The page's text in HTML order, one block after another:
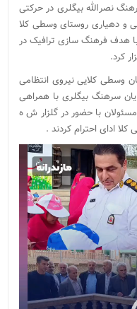
نصرالله بیگلری در حرکتی
و دهیاری روستای وسطی کلا
هدف فرهنگ سازی ترافیک در
کرد.
وسطی کلایی نیروی انتظامی
سرهنگ بیگلری با همراهی
با حضور در گلزار ش ه
ادای احترام کردند .